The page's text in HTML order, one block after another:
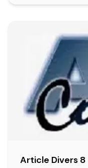
Article Divers 8